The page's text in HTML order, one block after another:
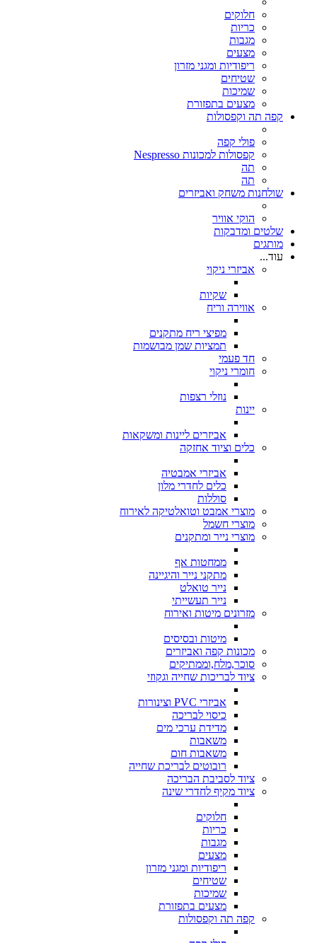
חלוקים
כריות
מגבות
מצעים
ריפודיות ומגני מזרון
שטיחים
שמיכות
מצעים בתפזורת
קפה תה וקפסולות
פולי קפה
קפסולות למכונות Nespresso
תה
תה
שולחנות משחק ואביזרים
הוקי אוויר
שלטים ומדבקות
מותגים
עוד...
אביזרי ניקוי
שקיות
אווירה וריח
מפיצי ריח מתקנים
תמציות שמן מבושמות
חד פעמי
חומרי ניקוי
נוזלי רצפות
יינות
אביזרים ליינות ומשקאות
כלים וציוד אחזקה
אביזרי אמבטיה
כלים לחדרי מלון
סוללות
מוצרי אמבט וטואלטיקה לאירוח
מוצרי חשמל
מוצרי נייר ומתקנים
ממחטות אף
מתקני נייר והיגיינה
נייר טואלט
נייר תעשייתי
מזרונים מיטות ואירוח
מיטות ובסיסים
מכונות קפה ואביזרים
סוכר,מלח,וממתיקים
ציוד לבריכות שחייה וגקוזי
אביזרי PVC וצינורות
כיסוי לבריכה
מדידת ערכי מים
משאבות
משאבות חום
רובוטים לבריכת שחייה
ציוד לסביבת הבריכה
ציוד מקיף לחדרי שינה
חלוקים
כריות
מגבות
מצעים
ריפודיות ומגני מזרון
שטיחים
שמיכות
מצעים בתפזורת
קפה תה וקפסולות